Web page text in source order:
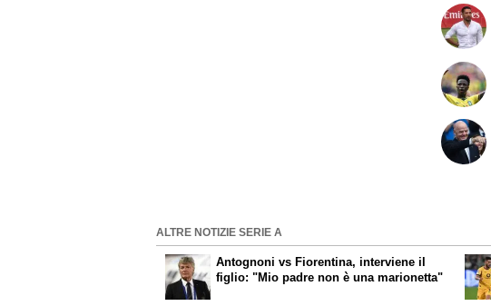
ALTRE NOTIZIE SERIE A
Antognoni vs Fiorentina, interviene il
figlio: "Mio padre non è una marionetta"